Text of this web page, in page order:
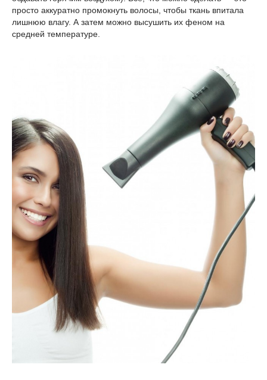
просто аккуратно промокнуть волосы, чтобы ткань впитала
лишнюю влагу. А затем можно высушить их феном на
средней температуре.